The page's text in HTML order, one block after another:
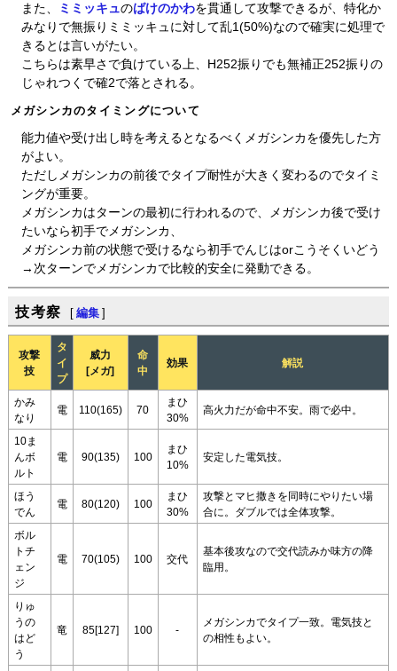
また、
ミミッキュのばけのかわを貫通して攻撃できるが、特化か
みなりで無振りミミッキュに対して乱1(50%)なので確実に処理で
きるとは言いがたい。
こちらは素早さで負けている上、H252振りでも無補正252振りの
じゃれつくで確2で落とされる。
メガシンカのタイミングについて
能力値や受け出し時を考えるとなるべくメガシンカを優先した方
がよい。
ただしメガシンカの前後でタイプ耐性が大きく変わるのでタイミ
ングが重要。
メガシンカはターンの最初に行われるので、メガシンカ後で受け
たいなら初手でメガシンカ、
メガシンカ前の状態で受けるなら初手でんじはorこうそくいどう
→次ターンでメガシンカで比較的安全に発動できる。
技考察 [ 編集 ]
攻撃
技
タ
イ
プ
威力
[メガ]
命
中
効果 解説
かみ
なり
電 110(165) 70
まひ
30%
高火力だが命中不安。雨で必中。
10ま
んボ
ルト
電 90(135) 100
まひ
10%
安定した電気技。
ほう
でん
電 80(120) 100
まひ
30%
攻撃とマヒ撒きを同時にやりたい場
合に。ダブルでは全体攻撃。
ボル
トチ
ェン
ジ
電 70(105) 100 交代
基本後攻なので交代読みか味方の降
臨用。
りゅ
うの
はど
う
竜 85[127] 100 -
メガシンカでタイプ一致。電気技と
の相性もよい。